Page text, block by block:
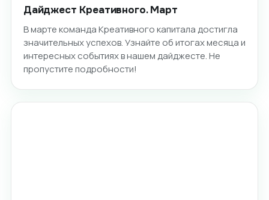
Дайджест Креативного. Март
В марте команда Креативного капитала достигла
значительных успехов. Узнайте об итогах месяца и
интересных событиях в нашем дайджесте. Не
пропустите подробности!